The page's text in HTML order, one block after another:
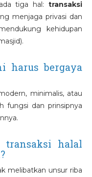
tiga hal: transaksi
menjaga privasi dan
kehidupan
harus bergaya
minimalis, atau
fungsi dan prinsipnya
transaksi halal
melibatkan unsur riba